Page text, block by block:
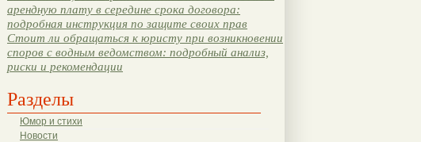
арендную плату в середине срока договора:
подробная инструкция по защите своих прав
Стоит ли обращаться к юристу при возникновении
споров с водным ведомством: подробный анализ,
риски и рекомендации
Разделы
Юмор и стихи
Новости